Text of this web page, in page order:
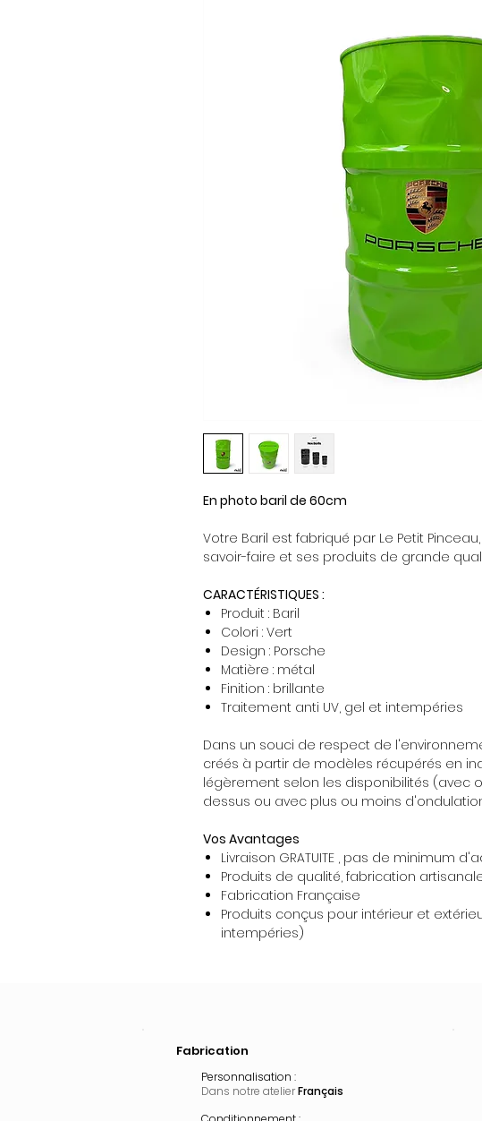
En photo baril de 60cm
Votre Baril est fabriqué par Le Petit
savoir-faire et ses produits de grande
CARACTÉRISTIQUES :
Produit : Baril
Colori : Vert
Design : Porsche
Matière : métal
Finition : brillante
Traitement anti UV, gel et intempéries
Dans un souci de respect de
créés à partir de modèles récupérés en
légèrement selon les disponibilités (avec
dessus ou avec plus ou moins
Vos Avantages
Livraison GRATUITE , pas de minimum
Produits de qualité, fabrication
Fabrication Française
Produits conçus pour intérieur et
intempéries)
Fabrication
Personnalisation :
Dans notre atelierFrançais